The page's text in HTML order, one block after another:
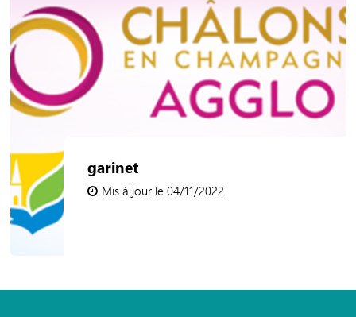
garinet
Mis à jour le 04/11/2022